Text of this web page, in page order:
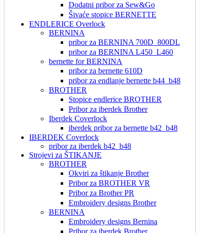
Dodatni pribor za Sew&Go
Šivaće stopice BERNETTE
ENDLERICE Overlock
BERNINA
pribor za BERNINA 700D_800DL
pribor za BERNINA L450_L460
bernette for BERNINA
pribor za bernette 610D
pribor za endlanje bernette b44_b48
BROTHER
Stopice endlerice BROTHER
Pribor za iberdek Brother
Iberdek Coverlock
iberdek pribor za bernette b42_b48
IBERDEK Coverlock
pribor za iberdek b42_b48
Strojevi za ŠTIKANJE
BROTHER
Okviri za štikanje Brother
Pribor za BROTHER VR
Pribor za Brother PR
Embroidery designs Brother
BERNINA
Embroidery designs Bernina